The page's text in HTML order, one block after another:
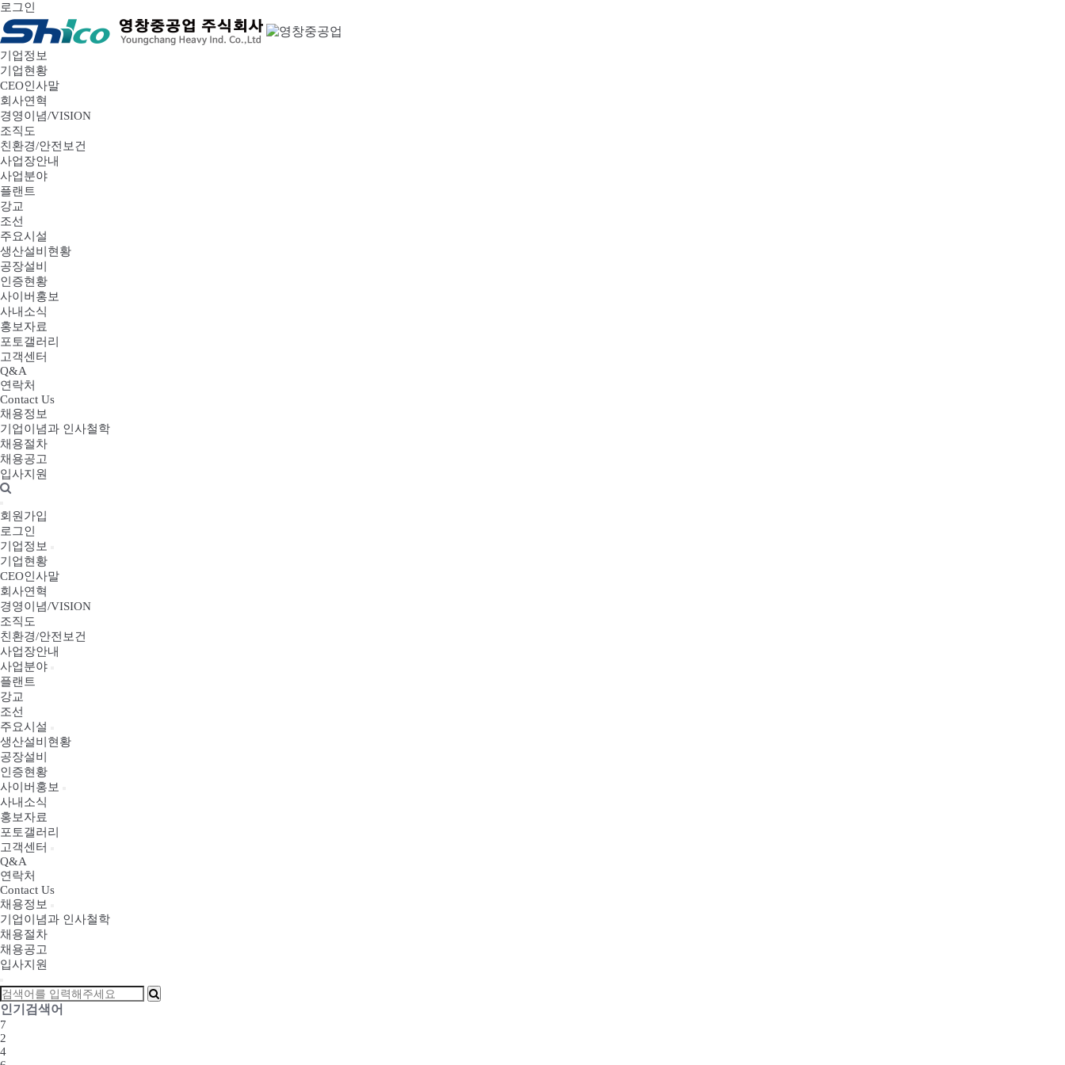
로그인
기업정보
기업현황
CEO인사말
회사연혁
경영이념/VISION
조직도
친환경/안전보건
사업장안내
사업분야
플랜트
강교
조선
주요시설
생산설비현황
공장설비
인증현황
사이버홍보
사내소식
홍보자료
포토갤러리
고객센터
Q&A
연락처
Contact Us
채용정보
기업이념과 인사철학
채용절차
채용공고
입사지원
회원가입
로그인
기업정보
기업현황
CEO인사말
회사연혁
경영이념/VISION
조직도
친환경/안전보건
사업장안내
사업분야
플랜트
강교
조선
주요시설
생산설비현황
공장설비
인증현황
사이버홍보
사내소식
홍보자료
포토갤러리
고객센터
Q&A
연락처
Contact Us
채용정보
기업이념과 인사철학
채용절차
채용공고
입사지원
인기검색어
7
2
4